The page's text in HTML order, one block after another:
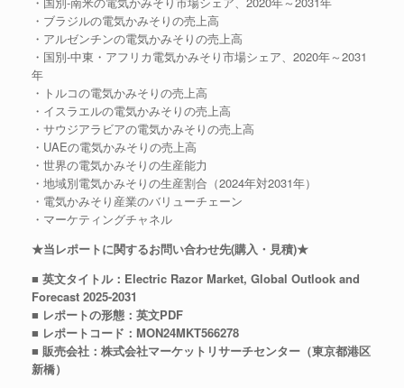
・ブラジルの電気かみそりの売上高
・アルゼンチンの電気かみそりの売上高
・国別-中東・アフリカ電気かみそり市場シェア、2020年～2031
年
・トルコの電気かみそりの売上高
・イスラエルの電気かみそりの売上高
・サウジアラビアの電気かみそりの売上高
・UAEの電気かみそりの売上高
・世界の電気かみそりの生産能力
・地域別電気かみそりの生産割合（2024年対2031年）
・電気かみそり産業のバリューチェーン
・マーケティングチャネル
★当レポートに関するお問い合わせ先(購入・見積)★
■ 英文タイトル：Electric Razor Market, Global Outlook and
Forecast 2025-2031
■ レポートの形態：英文PDF
■ レポートコード：MON24MKT566278
■ 販売会社：株式会社マーケットリサーチセンター（東京都港区
新橋）